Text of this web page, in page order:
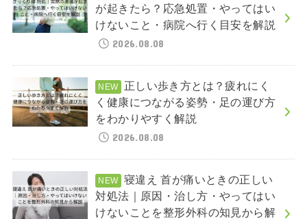
が起きたら？応急処置・やってはい
けないこと・病院へ行く目安を解説
2026.08.08
正しい歩き方とは？疲れにく
く健康につながる姿勢・足の運び方
をわかりやすく解説
2026.08.08
寝違え 首が痛いときの正しい
対処法｜原因・治し方・やってはい
けないことを整形外科の知見から解